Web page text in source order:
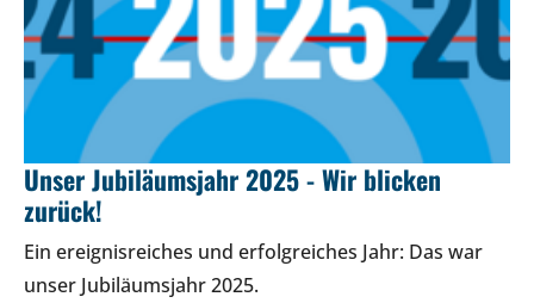
Unser Jubiläumsjahr 2025 - Wir blicken
zurück!
Ein ereignisreiches und erfolgreiches Jahr: Das war
unser Jubiläumsjahr 2025.